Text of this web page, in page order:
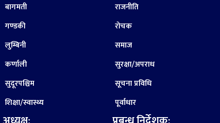
बागमती
गण्डकी
लुम्बिनी
कर्णाली
सुदूरपश्चिम
शिक्षा/स्वास्थ्य
राजनीति
रोचक
समाज
सुरक्षा/अपराध
सूचना प्रविधि
पूर्वाधार